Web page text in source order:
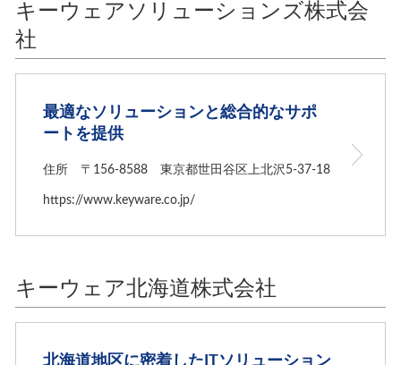
キーウェアソリューションズ株式会
社
最適なソリューションと総合的なサポ
ートを提供
住所 〒156-8588 東京都世田谷区上北沢5-37-18
https://www.keyware.co.jp/
キーウェア北海道株式会社
北海道地区に密着したITソリューション